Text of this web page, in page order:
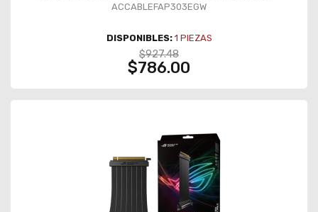
ACCABLEFAP303EGW
DISPONIBLES: 1 PIEZAS
$927.48
$786.00